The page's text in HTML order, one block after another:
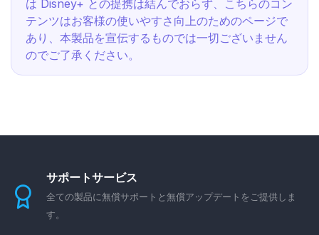
は Disney+ との提携は結んでおらず、こちらのコン
テンツはお客様の使いやすさ向上のためのページで
あり、本製品を宣伝するものでは一切ございません
のでご了承ください。
サポートサービス
全ての製品に無償サポートと無償アップデートをご提供しま
す。